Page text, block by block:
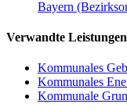
Bayern
Verwandte Leistungen
Kommunales
Kommunales
Kommunale